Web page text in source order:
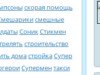
скорая помощь
смешные
СоникСтикмен
строительство
домастройкаСупер
Суперментакси